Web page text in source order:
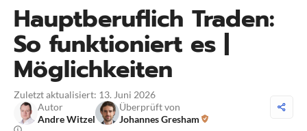
Hauptberuflich Traden:
So funktioniert es |
Möglichkeiten
Zuletzt aktualisiert: 13. Juni 2026
Autor
Andre Witzel
Überprüft von
Johannes Gresham